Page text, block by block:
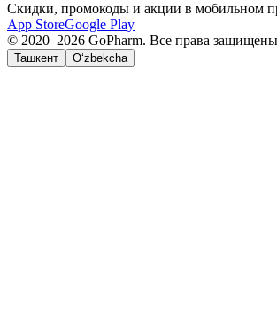
Скидки, промокоды и акции в мобильном
App StoreGoogle Play
© 2020–2026 GoPharm. Все права
Ташкент O‘zbekcha